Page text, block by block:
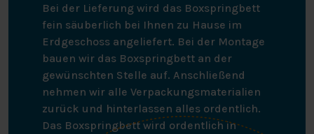
Bei der Lieferung wird das Boxspringbett
fein säuberlich bei Ihnen zu Hause im
Erdgeschoss angeliefert. Bei der Montage
bauen wir das Boxspringbett an der
gewünschten Stelle auf. Anschließend
nehmen wir alle Verpackungsmaterialien
zurück und hinterlassen alles ordentlich.
Das Boxspringbett wird ordentlich in